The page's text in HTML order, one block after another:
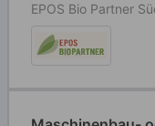
EPOS Bio Partner